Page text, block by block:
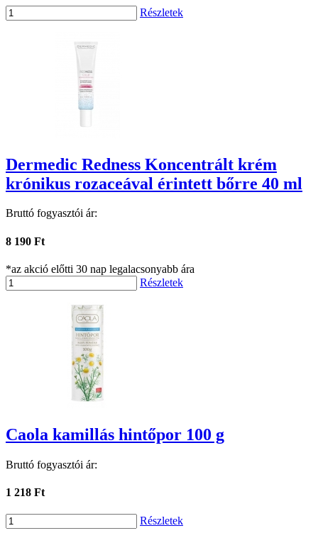
Részletek
Dermedic Redness Koncentrált krém
krónikus rozaceával érintett bőrre 40 ml
Bruttó fogyasztói ár:
8 190 Ft
*az akció előtti 30 nap legalacsonyabb ára
Részletek
Caola kamillás hintőpor 100 g
Bruttó fogyasztói ár:
1 218 Ft
Részletek